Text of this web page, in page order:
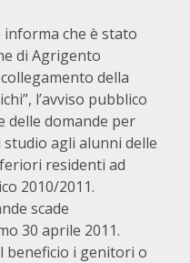
informa che è stato
di Agrigento
della
l’avviso pubblico
delle domande per
studio agli alunni delle
residenti ad
2010/2011.
scade
30 aprile 2011.
beneficio i genitori o